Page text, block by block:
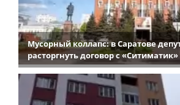
Мусорный коллапс: в Саратове
расторгнуть договор с «Ситиматик»